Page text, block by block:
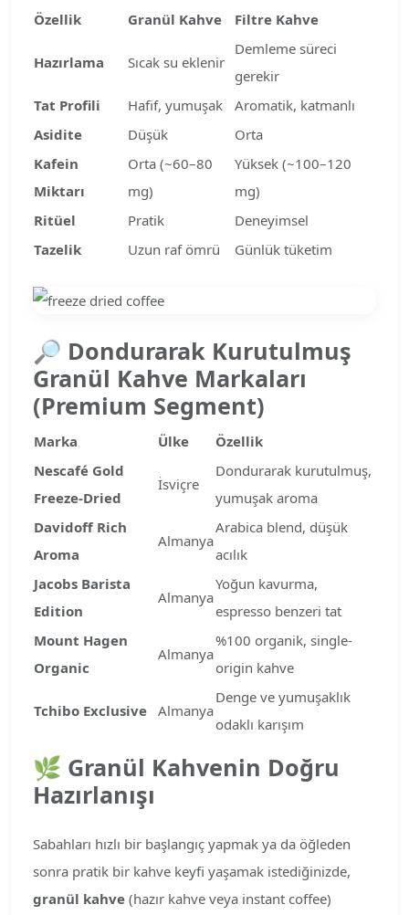
Özellik Granül Kahve Filtre Kahve
Hazırlama Sıcak su eklenir
Demleme süreci
gerekir
Tat Profili
Hafif, yumuşak
Aromatik, katmanlı
Asidite
Düşük
Orta
Kafein
Miktarı
Orta (~60–80
mg)
Yüksek (~100–120
mg)
Ritüel
Pratik
Deneyimsel
Tazelik
Uzun raf ömrü Günlük tüketim
🔎 Dondurarak Kurutulmuş
Granül Kahve Markaları
(Premium Segment)
Marka Ülke
Özellik
Nescafé Gold
Freeze-Dried
İsviçre
Dondurarak kurutulmuş,
yumuşak aroma
Davidoff Rich
Aroma
Almanya
Arabica blend, düşük
acılık
Jacobs Barista
Edition
Almanya
Yoğun kavurma,
espresso benzeri tat
Mount Hagen
Organic
Almanya
%100 organik, single-
origin kahve
Tchibo Exclusive Almanya
Denge ve yumuşaklık
odaklı karışım
🌿 Granül Kahvenin Doğru
Hazırlanışı
Sabahları hızlı bir başlangıç yapmak ya da öğleden
sonra pratik bir kahve keyfi yaşamak istediğinizde,
granül kahve (hazır kahve veya instant coffee)